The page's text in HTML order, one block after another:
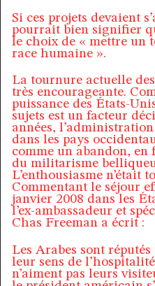
Si ces projets devaient
pourrait bien signifier
le choix de « mettre un
race humaine ».
La tournure actuelle des
très encourageante.
puissance des États-
sujets est un facteur
années,
dans les pays
comme un abandon,
du militarisme
L’enthousiasme n’était
Commentant le séjour
janvier 2008 dans les
l’ex-ambassadeur et
Chas Freeman a écrit :
Les Arabes sont
leur sens de
n’aiment pas leurs